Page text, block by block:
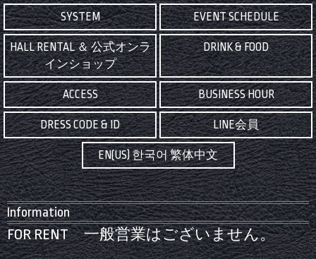
SYSTEM EVENT SCHEDULE
HALL RENTAL ＆ 公式オンラ
インショップ
DRINK & FOOD
ACCESS BUSINESS HOUR
DRESS CODE & ID LINE会員
EN(US) 한국어 繁体中文
Information
FOR RENT 一般営業はございません。